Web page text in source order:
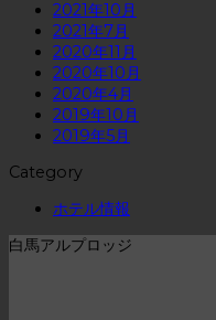
2021年10月
2021年7月
2020年11月
2020年10月
2020年4月
2019年10月
2019年5月
Category
ホテル情報
白馬アルプロッジ